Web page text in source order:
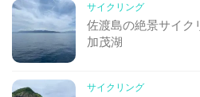
サイクリング
佐渡島の絶景サイク
加茂湖
サイクリング